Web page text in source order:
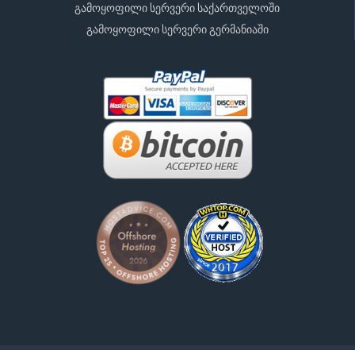
გამოყოფილი სერვერი საქართველოში
გამოყოფილი სერვერი გერმანიაში